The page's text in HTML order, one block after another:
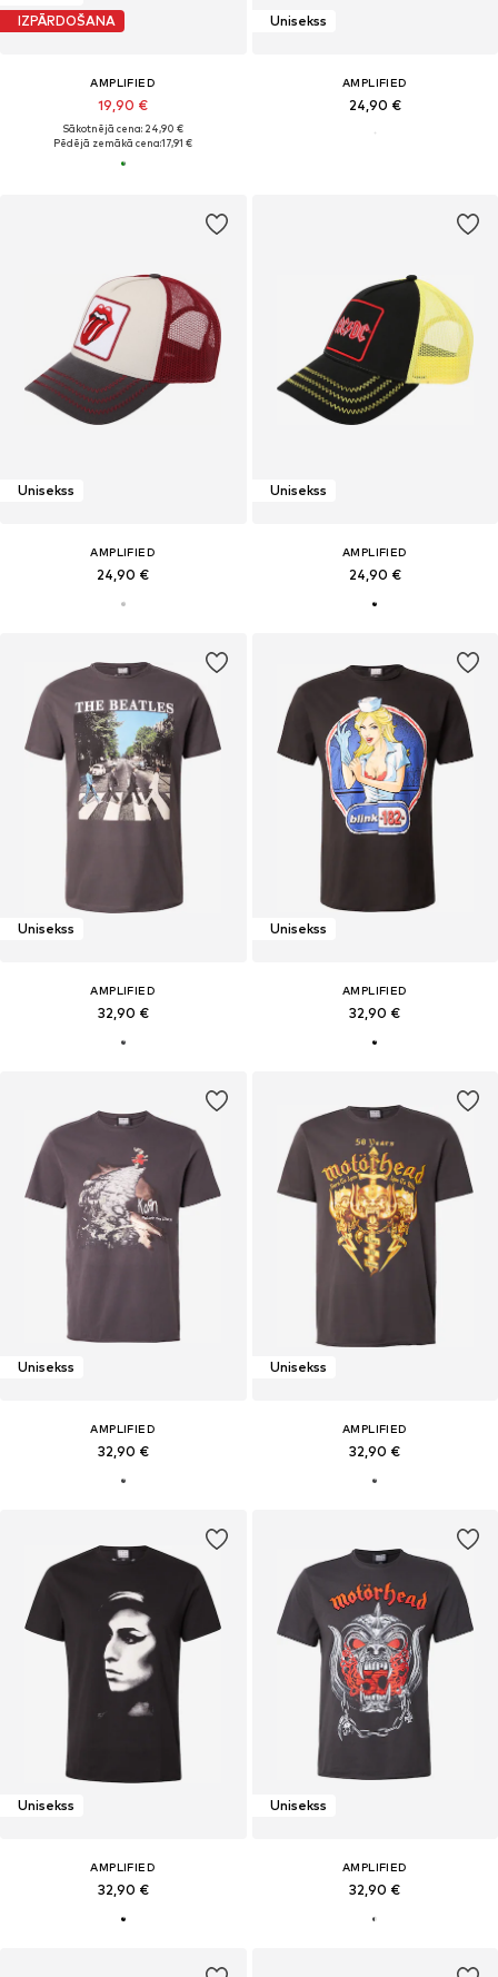
IZPĀRDOŠANA
AMPLIFIED
19,90 €
Sākotnējā cena: 24,90 €
Pēdējā zemākā cena:17,91 €
Unisekss
AMPLIFIED
24,90 €
Unisekss
AMPLIFIED
24,90 €
Unisekss
AMPLIFIED
24,90 €
Unisekss
AMPLIFIED
32,90 €
Unisekss
AMPLIFIED
32,90 €
Unisekss
AMPLIFIED
32,90 €
Unisekss
AMPLIFIED
32,90 €
Unisekss
AMPLIFIED
32,90 €
Unisekss
AMPLIFIED
32,90 €